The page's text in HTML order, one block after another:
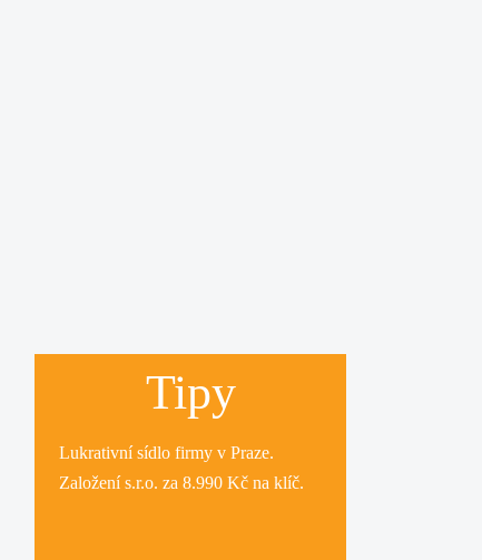
Tipy
Lukrativnísídlo firmy v Praze.
Založení s.r.o. za 8.990 Kč na klíč.